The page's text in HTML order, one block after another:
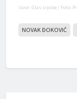
Izvor: Glas srpske / Foto:
NOVAK ĐOKOVIĆ